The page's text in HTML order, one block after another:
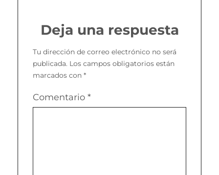
Deja una respuesta
Tu dirección de correo electrónico no será
publicada. Los campos obligatorios están
marcados con *
Comentario *